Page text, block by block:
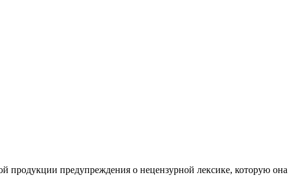
продукции предупреждения о нецензурной лексике, которую она